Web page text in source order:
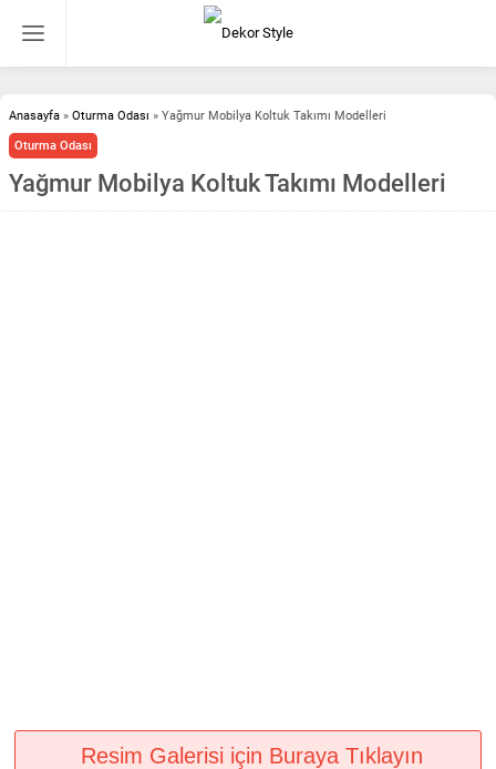
Anasayfa » Oturma Odası » Yağmur Mobilya Koltuk Takımı Modelleri
Oturma Odası
Yağmur Mobilya Koltuk Takımı Modelleri
Resim Galerisi için Buraya Tıklayın